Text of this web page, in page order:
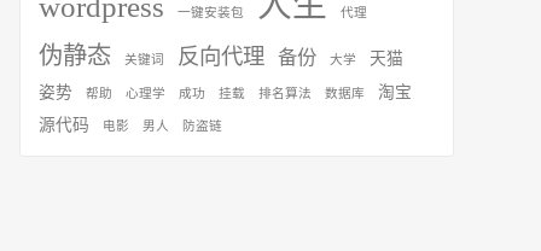
wordpress 一键安装包 代理
伪静态 关键词 反向代理 备份 大学
天猫
姿势
帮助 心理学 成功 挂载 排名算法 数据库
淘宝
源代码
电影 男人 防盗链